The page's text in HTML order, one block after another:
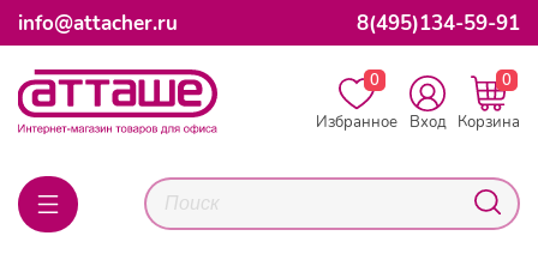
info@attacher.ru 8(495)134-59-91
0
Избранное
Вход
0
Корзина